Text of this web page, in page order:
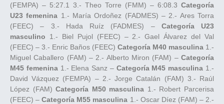
(FEMPA) – 5:27.1 3.- Theo Torre (FMM) – 6:08.3 Categoría
U23 femenina 1.- María Ordoñez (FADMES) – 2.- Ares Torra
(FEEC) – 3.- Hada Ruíz (FADMES) – Categoría U23
masculino 1.- Biel Pujol (FEEC) – 2.- Gael Álvarez del Val
(FEEC) – 3.- Enric Baños (FEEC) Categoría M40 masculina 1.-
Miguel Caballero (FAM) – 2.- Alberto Miron (FAM) – Categoría
M45 femenina1.- Elena Sanz – Categoría M45 masculina 1.-
David Vázquez (FEMPA) – 2.- Jorge Catalán (FAM) 3.- Raúl
López (FAM)Categoría M50 masculina 1.- Robert Parcerisa
(FEEC) –Categoría M55 masculina 1.- Oscar Díez (FAM) – 2.-